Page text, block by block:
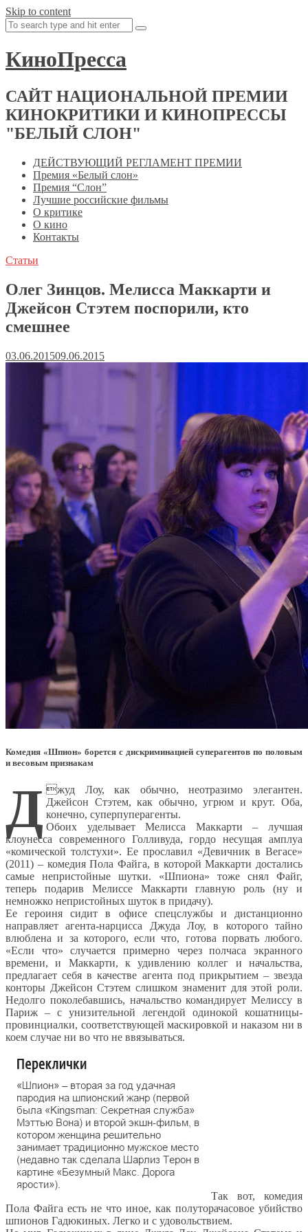
Skip to content
КиноПресса
САЙТ НАЦИОНАЛЬНОЙ ПРЕМИИ
КИНОКРИТИКИ И КИНОПРЕССЫ
"БЕЛЫЙ СЛОН"
ДЕЙСТВУЮЩИЙ РЕГЛАМЕНТ ПРЕМИИ
Премия «Белый слон»
Премия “Слон”
Лучшие российские фильмы
О критике
О кино
Контакты
Статьи
Олег Зинцов. Мелисса Маккарти и
Джейсон Стэтем поспорили, кто
смешнее
03.06.201509.06.2015
Комедия «Шпион» борется с дискриминацией суперагентов по половым
и весовым признакам
Д жуд Лоу, как обычно, неотразимо элегантен.
Джейсон Стэтем, как обычно, угрюм и крут. Оба,
конечно, суперпуперагенты.
Обоих уделывает Мелисса Маккарти – лучшая
клоунесса современного Голливуда, гордо несущая амплуа
«комической толстухи». Ее прославил «Девичник в Вегасе»
(2011) – комедия Пола Файга, в которой Маккарти достались
самые непристойные шутки. «Шпиона» тоже снял Файг,
теперь подарив Мелиссе Маккарти главную роль (ну и
немножко непристойных шуток в придачу).
Ее героиня сидит в офисе спецслужбы и дистанционно
направляет агента-нарцисса Джуда Лоу, в которого тайно
влюблена и за которого, если что, готова порвать любого.
«Если что» случается примерно через полчаса экранного
времени, и Маккарти, к удивлению коллег и начальства,
предлагает себя в качестве агента под прикрытием – звезда
конторы Джейсон Стэтем слишком знаменит для этой роли.
Недолго поколебавшись, начальство командирует Мелиссу в
Париж – с унизительной легендой одинокой кошатницы-
провинциалки, соответствующей маскировкой и наказом ни в
коем случае ни во что не ввязываться.
Так вот, комедия
Пола Файга есть не что иное, как полуторачасовое убийство
шпионов Гадюкиных. Легко и с удовольствием.